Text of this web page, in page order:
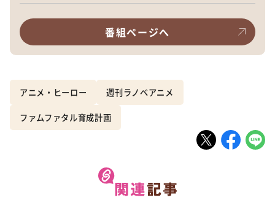
番組ページへ
アニメ・ヒーロー 週刊ラノベアニメ
ファムファタル育成計画